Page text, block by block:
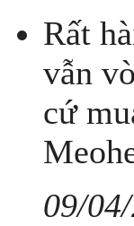
Rất
vẫn
cứ
09/